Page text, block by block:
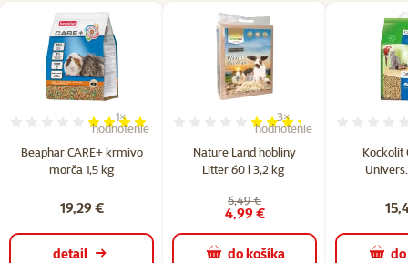
Beaphar CARE+ krmivo
morča 1,5 kg
Hodnotenie 80%, počet hodnotení: 1
1×
hodnotenie
19,29 €
detail
Nature Land hobliny
Litter 60 l 3,2 kg ​
Hodnotenie 67%, počet
3×
hodnotenie
6,49 €
4,99 €
do košíka
Kockolit